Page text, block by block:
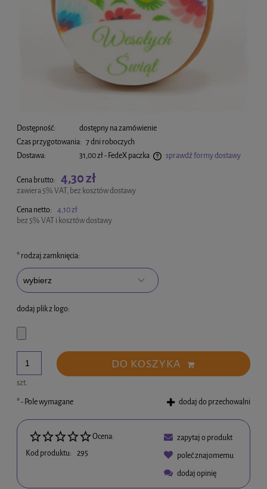
Dostępność:
dostępny na zamówienie
Czas przygotowania: 7 dni roboczych
Dostawa:
31,00 zł- FedeX paczka sprawdź formy dostawy
Cena brutto: 4,30 zł
zawiera 5% VAT, bez kosztów dostawy
Cena netto: 4,10 zł
bez 5% VAT i kosztów dostawy
*rodzaj zamknięcia:
dodaj plik z logo:
szt.
DO KOSZYKA
dodaj do przechowalni
*- Pole wymagane
Ocena:
Kod produktu: 295
zapytaj o produkt
poleć znajomemu
dodaj opinię